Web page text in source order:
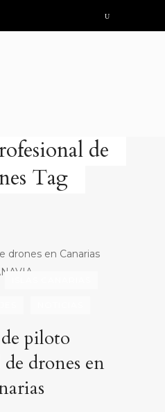
de
Tag
piloto
drones en